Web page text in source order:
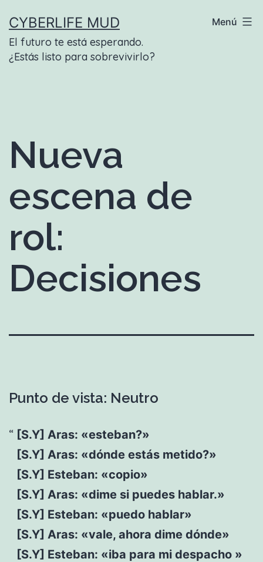
contenido
CYBERLIFE MUD
El futuro te está esperando.
¿Estás listo para sobrevivirlo?
Menú
Nueva
escena de
rol:
Decisiones
Punto de vista: Neutro
[S.Y] Aras: «esteban?»
[S.Y] Aras: «dónde estás metido?»
[S.Y] Esteban: «copio»
[S.Y] Aras: «dime si puedes hablar.»
[S.Y] Esteban: «puedo hablar»
[S.Y] Aras: «vale, ahora dime dónde»
[S.Y] Esteban: «iba para mi despacho »